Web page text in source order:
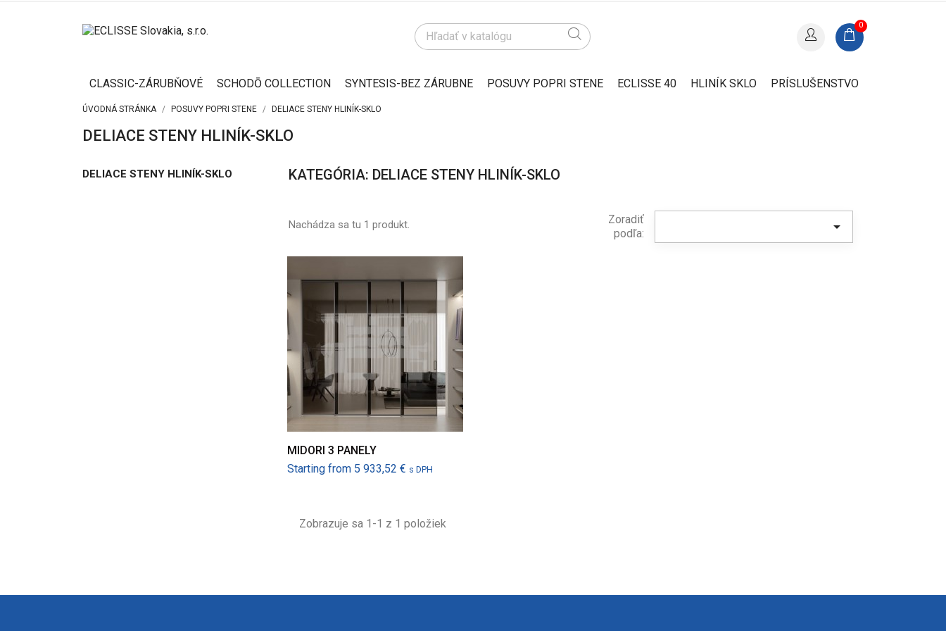
0
CLASSIC-ZÁRUBŇOVÉ SCHODŌ COLLECTION SYNTESIS-BEZ ZÁRUBNE POSUVY POPRI STENE ECLISSE 40 HLINÍK SKLO PRÍSLUŠENSTVO
ÚVODNÁ STRÁNKA POSUVY POPRI STENE DELIACE STENY HLINÍK-SKLO
DELIACE STENY HLINÍK-SKLO
DELIACE STENY HLINÍK-SKLO KATEGÓRIA: DELIACE STENY HLINÍK-SKLO
Nachádza sa tu 1 produkt.
Zoradiť
podľa:

MIDORI 3 PANELY
Starting from Cena
5 933,52 € s DPH
Zobrazuje sa 1-1 z 1 položiek